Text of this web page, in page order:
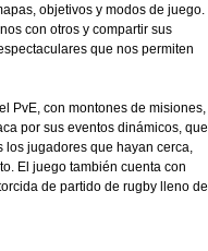
objetivos y modos de juego.
con otros y compartir sus
que nos permiten
PvE, con montones de misiones,
por sus eventos dinámicos, que
los jugadores que hayan cerca,
El juego también cuenta con
de partido de rugby lleno de